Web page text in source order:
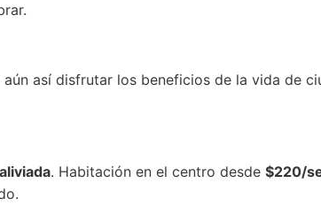
aún así disfrutar los beneficios de la vida de
. Habitación en el centro desde $220/